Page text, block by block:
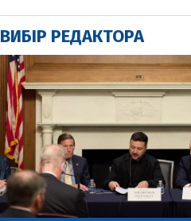
ВИБІР РЕДАКТОРА